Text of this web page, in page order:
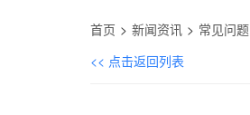
首页 新闻资讯
常见问题
<< 点击返回列表